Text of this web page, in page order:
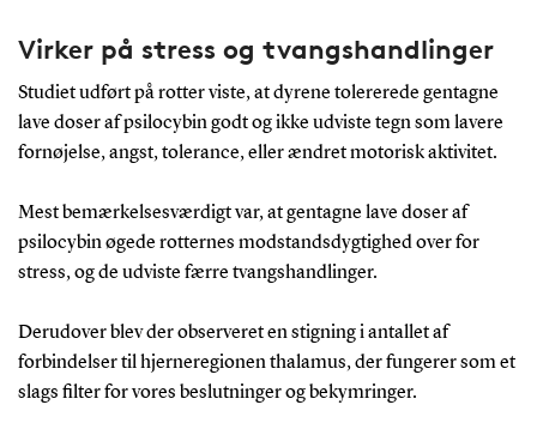
Virker på stress og tvangshandlinger
Studiet udført på rotter viste, at dyrene tolererede gentagne
lave doser af psilocybin godt og ikke udviste tegn som lavere
fornøjelse, angst, tolerance, eller ændret motorisk aktivitet.
Mest bemærkelsesværdigt var, at gentagne lave doser af
psilocybin øgede rotternes modstandsdygtighed over for
stress, og de udviste færre tvangshandlinger.
Derudover blev der observeret en stigning i antallet af
forbindelser til hjerneregionen thalamus, der fungerer som et
slags filter for vores beslutninger og bekymringer.